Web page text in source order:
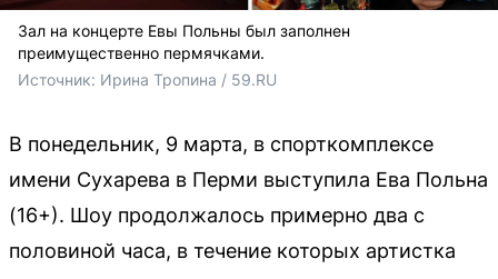
Зал на концерте Евы Польны был заполнен
преимущественно пермячками.
Источник: Ирина Тропина / 59.RU
В понедельник, 9 марта, в спорткомплексе
имени Сухарева в Перми выступила Ева Польна
(16+). Шоу продолжалось примерно два с
половиной часа, в течение которых артистка